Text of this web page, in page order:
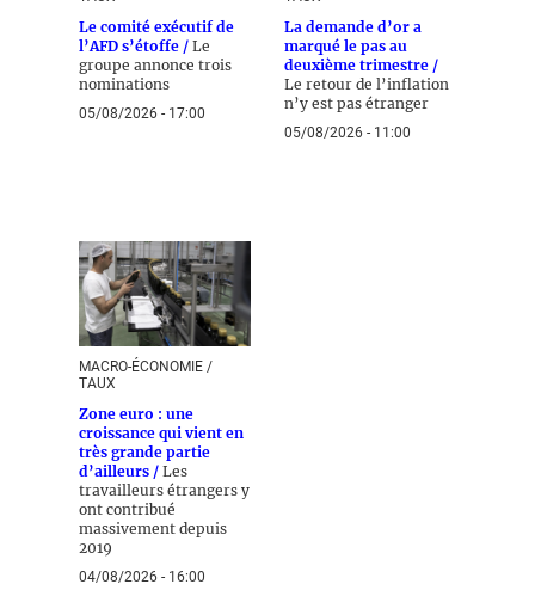
Le comité exécutif de
l’AFD s’étoffe / Le
groupe annonce trois
nominations
05/08/2026 - 17:00
La demande d’or a
marqué le pas au
deuxième trimestre /
Le retour de l’inflation
n’y est pas étranger
05/08/2026 - 11:00
MACRO-ÉCONOMIE /
TAUX
Zone euro : une
croissance qui vient en
très grande partie
d’ailleurs / Les
travailleurs étrangers y
ont contribué
massivement depuis
2019
04/08/2026 - 16:00